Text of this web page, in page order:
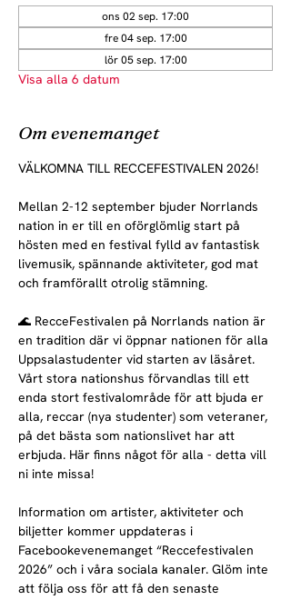
ons 02 sep. 17:00
fre 04 sep. 17:00
lör 05 sep. 17:00
Visa alla 6 datum
Om evenemanget
VÄLKOMNA TILL RECCEFESTIVALEN 2026!
Mellan 2-12 september bjuder Norrlands
nation in er till en oförglömlig start på
hösten med en festival fylld av fantastisk
livemusik, spännande aktiviteter, god mat
och framförallt otrolig stämning.
🌊 RecceFestivalen på Norrlands nation är
en tradition där vi öppnar nationen för alla
Uppsalastudenter vid starten av läsåret.
Vårt stora nationshus förvandlas till ett
enda stort festivalområde för att bjuda er
alla, reccar (nya studenter) som veteraner,
på det bästa som nationslivet har att
erbjuda. Här finns något för alla - detta vill
ni inte missa!
Information om artister, aktiviteter och
biljetter kommer uppdateras i
Facebookevenemanget “Reccefestivalen
2026” och i våra sociala kanaler. Glöm inte
att följa oss för att få den senaste